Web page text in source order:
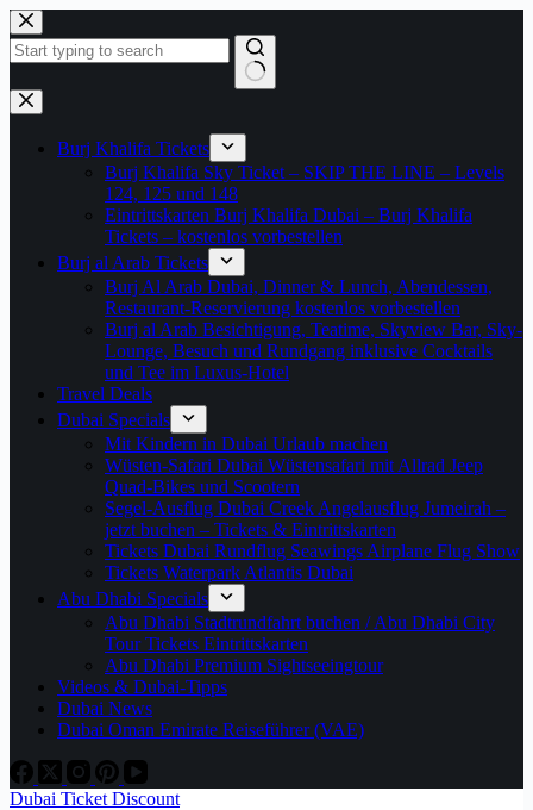
Zum
Inhalt
springen
Keine
Ergebnisse
Burj Khalifa Tickets
Burj Khalifa Sky Ticket – SKIP THE LINE – Levels
124, 125 und 148
Eintrittskarten Burj Khalifa Dubai – Burj Khalifa
Tickets – kostenlos vorbestellen
Burj al Arab Tickets
Burj Al Arab Dubai, Dinner & Lunch, Abendessen,
Restaurant-Reservierung kostenlos vorbestellen
Burj al Arab Besichtigung, Teatime, Skyview Bar, Sky-
Lounge, Besuch und Rundgang inklusive Cocktails
und Tee im Luxus-Hotel
Travel Deals
Dubai Specials
Mit Kindern in Dubai Urlaub machen
Wüsten-Safari Dubai Wüstensafari mit Allrad Jeep
Quad-Bikes und Scootern
Segel-Ausflug Dubai Creek Angelausflug Jumeirah –
jetzt buchen – Tickets & Eintrittskarten
Tickets Dubai Rundflug Seawings Airplane Flug Show
Tickets Waterpark Atlantis Dubai
Abu Dhabi Specials
Abu Dhabi Stadtrundfahrt buchen / Abu Dhabi City
Tour Tickets Eintrittskarten
Abu Dhabi Premium Sightseeingtour
Videos & Dubai-Tipps
Dubai News
Dubai Oman Emirate Reiseführer (VAE)
Dubai Ticket Discount